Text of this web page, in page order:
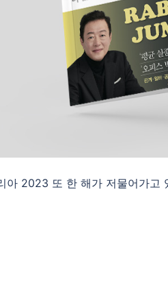
아 2023 또 한 해가 저물어가고